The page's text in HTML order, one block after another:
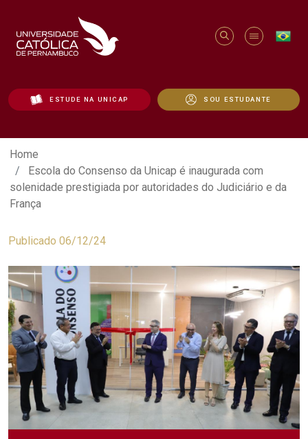
ESTUDE NA UNICAP SOU ESTUDANTE
Escola do Consenso da Unicap é
Home
Escola do Consenso da Unicap é inaugurada com
solenidade prestigiada por autoridades do Judiciário e da
França
Publicado 06/12/24